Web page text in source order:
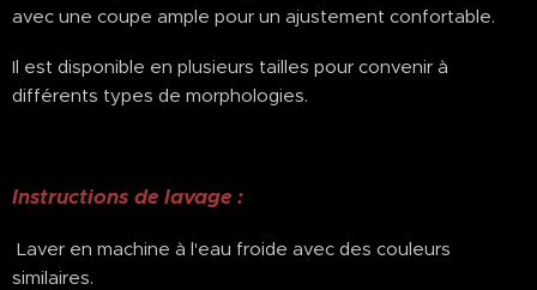
avec une coupe ample pour un ajustement confortable.
Il est disponible en plusieurs tailles pour convenir à
différents types de morphologies.
Instructions de lavage :
Laver en machine à l'eau froide avec des couleurs
similaires.